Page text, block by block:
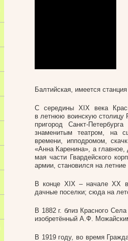
Балтийская, имеется
С середины XIX века
в летнюю воинскую столицу
пригород Санкт-
знаменитым театром, на
времени, ипподромом,
«Анна Каренина», а
мая части Гвардейского
армии, становился на
В конце XIX – начале XX
дачные поселки; сюда на
В 1882 г. близ Красного
изобретённый А.Ф.
В 1919 году, во время